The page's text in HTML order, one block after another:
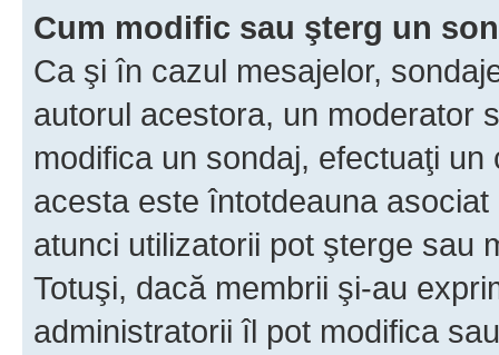
Cum modific sau şterg un
Ca şi în cazul mesajelor,
autorul acestora, un moderator
modifica un sondaj, efectuaţi
acesta este întotdeauna
atunci utilizatorii pot şterge sau
Totuşi, dacă membrii şi-au
administratorii îl pot modifica